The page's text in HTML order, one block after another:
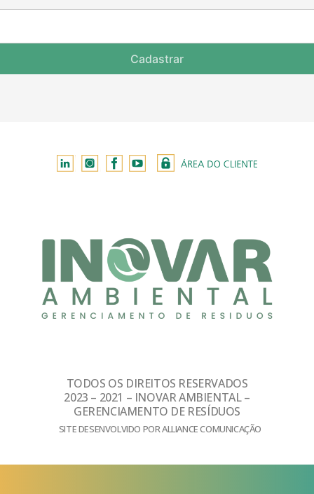
Cadastrar
TODOS OS DIREITOS RESERVADOS
2023 – 2021 – INOVAR AMBIENTAL –
GERENCIAMENTO DE RESÍDUOS
SITE DESENVOLVIDO POR ALLIANCE COMUNICAÇÃO